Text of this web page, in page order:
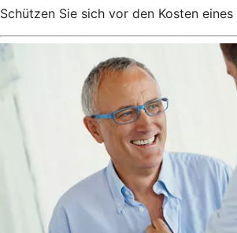
Schützen Sie sich vor den Kosten